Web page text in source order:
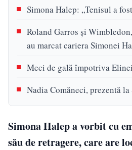
Simona Halep: „Tenisul a
Roland Garros și
au marcat cariera Simonei
Meci de gală împotriva
Nadia Comăneci, prezentă
Simona Halep a vorbit cu
său de retragere, care are